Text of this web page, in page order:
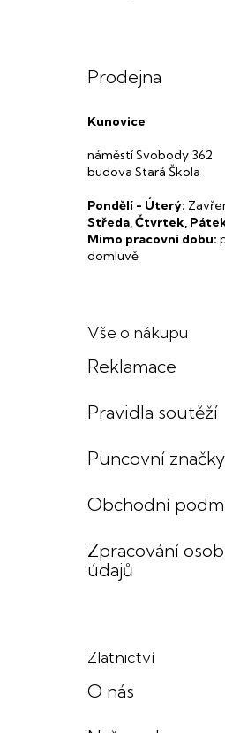
Prodejna
Kunovice
náměstí Svobody 362
budova Stará Škola
Pondělí - Úterý:
Středa, Čtvrtek,
Mimo pracovní dobu:
domluvě
Vše o nákupu
Reklamace
Pravidla soutěží
Puncovní značky
Obchodní
Zpracování
údajů
Zlatnictví
O nás